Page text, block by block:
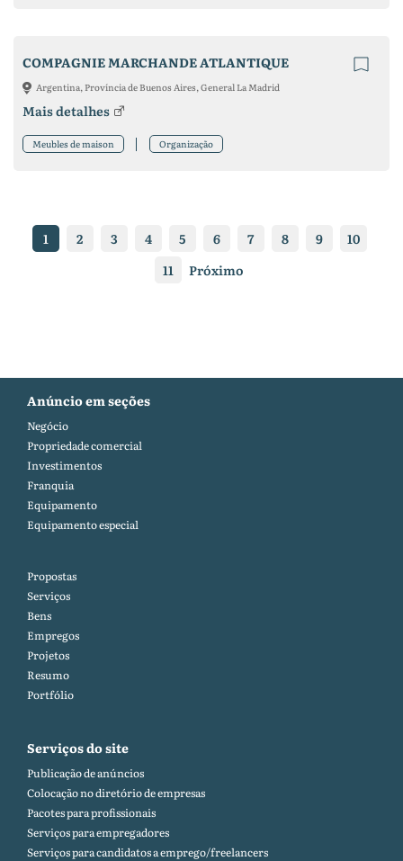
COMPAGNIE MARCHANDE ATLANTIQUE
Argentina, Província de Buenos Aires, General La Madrid
Mais detalhes
Meubles de maison Organização
1 2 3 4 5 6 7 8 9
10
11
Próximo
Anúncio em seções
Negócio
Propriedade comercial
Investimentos
Franquia
Equipamento
Equipamento especial
Propostas
Serviços
Bens
Empregos
Projetos
Resumo
Portfólio
Serviços do site
Publicação de anúncios
Colocação no diretório de empresas
Pacotes para profissionais
Serviços para empregadores
Serviços para candidatos a emprego/freelancers